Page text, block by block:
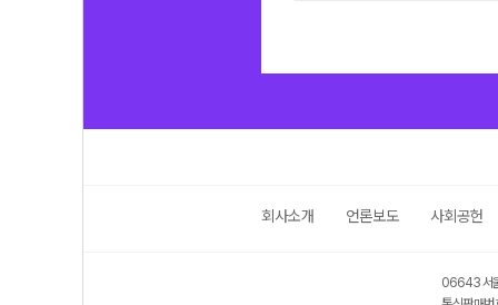
회사소개 언론보도 사회공헌
06643 서